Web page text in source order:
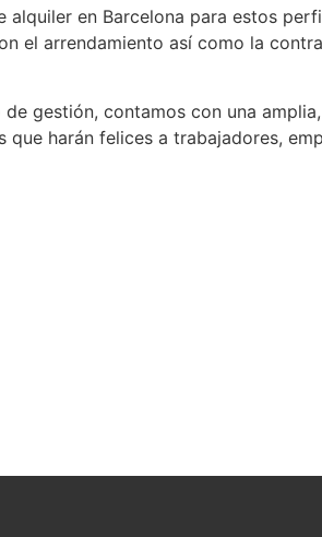
en Barcelona para estos
el arrendamiento así como la
gestión, contamos con una
harán felices a trabajadores,